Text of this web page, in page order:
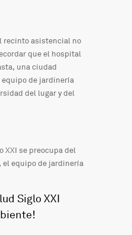
recinto asistencial no
que el hospital
una ciudad
de jardinería
del lugar y del
XXI se preocupa del
el equipo de jardinería
Siglo XXI